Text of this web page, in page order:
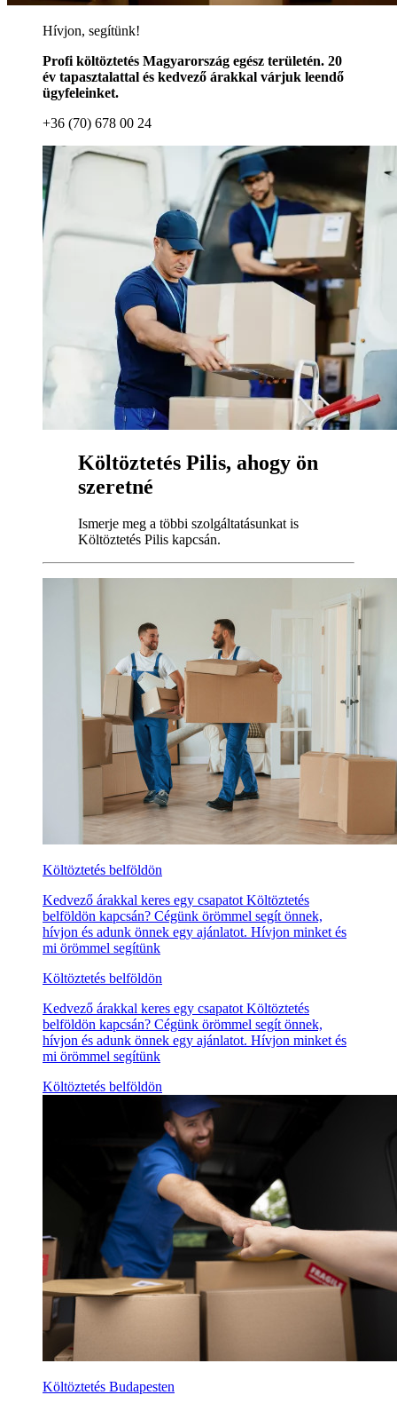
Hívjon, segítünk!
Profi költöztetés Magyarország egész területén. 20
év tapasztalattal és kedvező árakkal várjuk leendő
ügyfeleinket.
+36 (70) 678 00 24
Költöztetés Pilis, ahogy ön
szeretné
Ismerje meg a többi szolgáltatásunkat is
Költöztetés Pilis kapcsán.
Költöztetés belföldön
Kedvező árakkal keres egy csapatot Költöztetés
belföldön kapcsán? Cégünk örömmel segít önnek,
hívjon és adunk önnek egy ajánlatot. Hívjon minket és
mi örömmel segítünk
Költöztetés belföldön
Kedvező árakkal keres egy csapatot Költöztetés
belföldön kapcsán? Cégünk örömmel segít önnek,
hívjon és adunk önnek egy ajánlatot. Hívjon minket és
mi örömmel segítünk
Költöztetés belföldön
Költöztetés Budapesten